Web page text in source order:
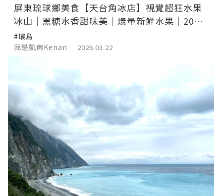
屏東琉球鄉美食【天台角冰店】視覺超狂水果
冰山｜黑糖水香甜味美｜爆量新鮮水果｜2026
小琉球必吃冰店名單
#環島
我是凱南Kenan
2026.03.22